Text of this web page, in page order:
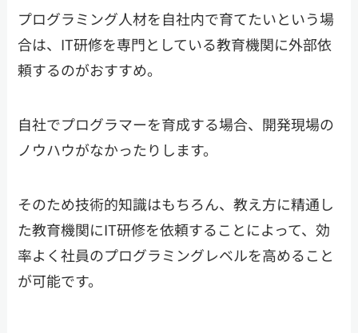
プログラミング人材を自社内で育てたいという場
合は、IT研修を専門としている教育機関に外部依
頼するのがおすすめ。
自社でプログラマーを育成する場合、開発現場の
ノウハウがなかったりします。
そのため技術的知識はもちろん、教え方に精通し
た教育機関にIT研修を依頼することによって、効
率よく社員のプログラミングレベルを高めること
が可能です。